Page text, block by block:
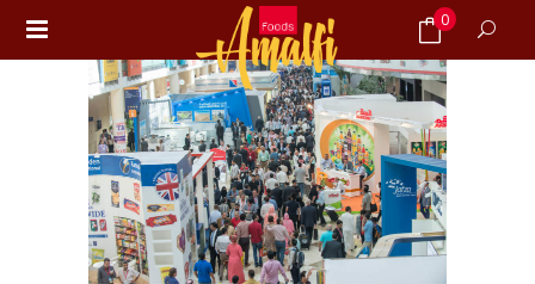
0
لا توجد منتجات في سلة المشتريات.